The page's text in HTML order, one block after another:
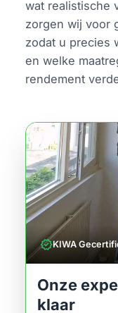
wat realistische
zorgen wij voor
zodat u precies
en welke
rendement
verifiedKIWA
Onze
klaar